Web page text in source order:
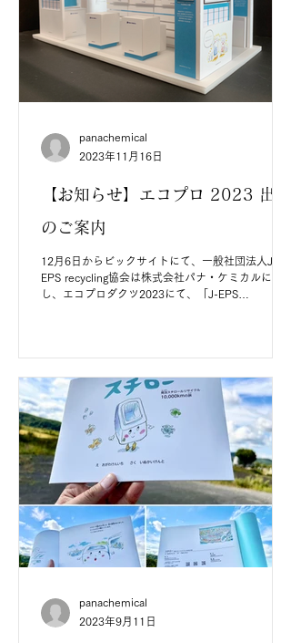
【お知らせ】エコプロ 2023 出展
のご案内
12月6日からビックサイトにて、一般社団法人J-
EPS recycling協会は株式会社パナ・ケミカルに協賛
し、エコプロダクツ2023にて、「J-EPS
panachemical
2023年11月16日
panachemical
2023年9月11日